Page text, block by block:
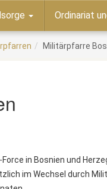
Ordinariat
Militärpfarre
in Bosnien und
im Wechsel durch